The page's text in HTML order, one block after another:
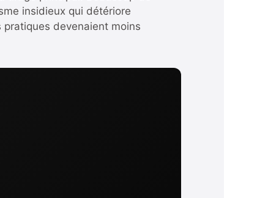
insidieux qui détériore
devenaient moins